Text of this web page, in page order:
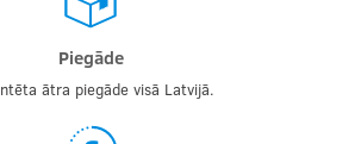
Piegāde
ātra piegāde visā Latvijā.